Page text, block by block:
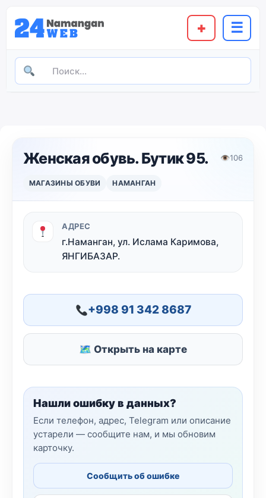
+ ☰
Женская обувь. Бутик 95. 👁106
МАГАЗИНЫ ОБУВИ НАМАНГАН
АДРЕС
г.Наманган, ул. Ислама Каримова,
ЯНГИБАЗАР.
+998 91 342 8687
🗺 Открыть на карте
Нашли ошибку в данных?
Если телефон, адрес, Telegram или описание
устарели — сообщите нам, и мы обновим
карточку.
Сообщить об ошибке